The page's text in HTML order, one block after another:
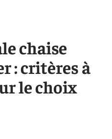
chaise
: critères à
le choix